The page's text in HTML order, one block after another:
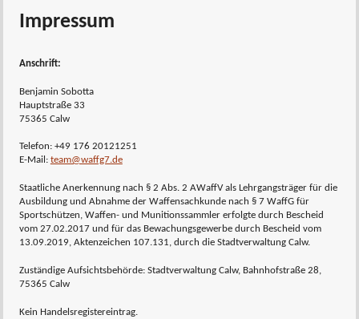
Impressum
Anschrift:
Benjamin Sobotta
Hauptstraße 33
75365 Calw
Telefon: +49 176 20121251
E-Mail: team@waffg7.de
Staatliche Anerkennung nach § 2 Abs. 2 AWaffV als Lehrgangsträger für die
Ausbildung und Abnahme der Waffensachkunde nach § 7 WaffG für
Sportschützen, Waffen- und Munitionssammler erfolgte durch Bescheid
vom 27.02.2017 und für das Bewachungsgewerbe durch Bescheid vom
13.09.2019, Aktenzeichen 107.131, durch die Stadtverwaltung Calw.
Zuständige Aufsichtsbehörde: Stadtverwaltung Calw, Bahnhofstraße 28,
75365 Calw
Kein Handelsregistereintrag.